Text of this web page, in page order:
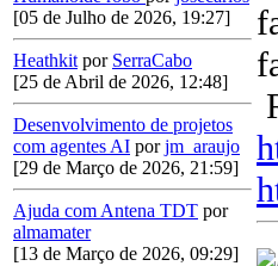
[05 de Julho de 2026, 19:27]
Heathkit por SerraCabo
[25 de Abril de 2026, 12:48]
Desenvolvimento de projetos
com agentes AI porjm_araujo
[29 de Março de 2026, 21:59]
Ajuda com Antena TDT por
almamater
[13 de Março de 2026, 09:29]